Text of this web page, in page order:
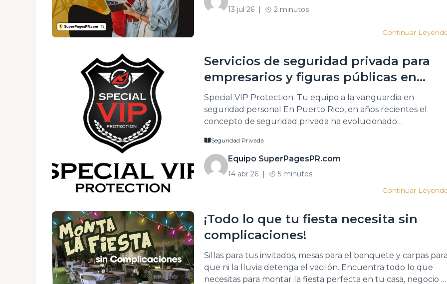
Muchas veces lo único que hace falta […]
13 jul 26 2 minutos
Continuar
Servicios de seguridad privada para
empresarios y figuras públicas en
movimiento
Special VIP Protection: Tu equipo a la vanguardia en
seguridad personal En Puerto Rico, en años recientes el
concepto de seguridad privada ha evolucionado
adquisitivo, inversionistas y ejecutivos de empresas globales
que tienen la Isla como su base de operaciones. También,
figuras del ambiente artístico y la farándula […]
Seguridad Privada
Equipo SuperPagesPR.com
14 abr 26 |
5 minutos
Continuar
¡Todo lo que tu fiesta necesita sin
complicaciones!
Sillas para tus invitados, mesas para el banquete y carpas
que ni la lluvia detenga el vacilón. Encuentra todo lo que
necesitas para montar la fiesta perfecta en tu casa, negocio o